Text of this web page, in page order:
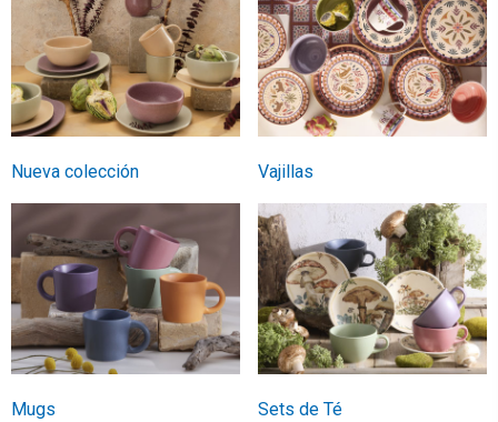
Nueva colección Vajillas
Mugs Sets de Té